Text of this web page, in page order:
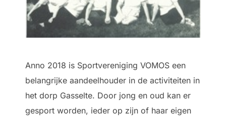
Anno 2018 is Sportvereniging VOMOS een
belangrijke aandeelhouder in de activiteiten in
het dorp Gasselte. Door jong en oud kan er
gesport worden, ieder op zijn of haar eigen